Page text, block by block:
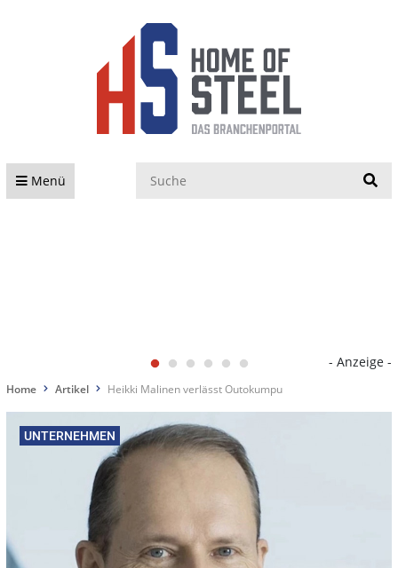
Menü
- Anzeige -
Home Artikel Heikki Malinen verlässt Outokumpu
UNTERNEHMEN